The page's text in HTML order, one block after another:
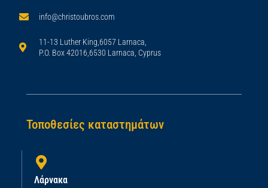
info@christoubros.com
11-13 Luther King,6057 Larnaca,
P.O. Box 42016,6530 Larnaca, Cyprus
Τοποθεσίες καταστημάτων
Λάρνακα